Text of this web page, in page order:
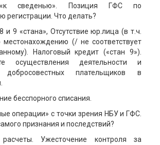
«к сведенью». Позиция ГФС по
регистрации. Что делать?
и 9 «стана», Отсутствие юр.лица (в т.ч.
местонахождению (/ не соответствует
Налоговый кредит («стан 9»).
осуществления деятельности и
добросовестных плательщиков в
бесспорного списания.
операции» с точки зрения НБУ и ГФС.
признания и последствий?
Ужесточение контроля за